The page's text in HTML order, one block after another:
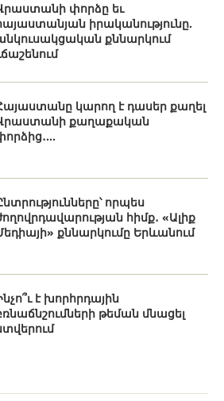
փորձը եւ
իրականությունը.
քննարկում
կարող է դասեր քաղել
քաղաքական
որպես
հիմք․ «Ալիք
քննարկումը Երևանում
է խորհրդային
թեման մնացել